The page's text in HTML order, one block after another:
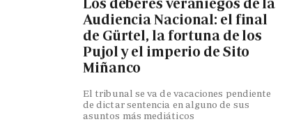
Audiencia Nacional: el final
de Gürtel, la fortuna de los
Pujol y el imperio de Sito
Miñanco
El tribunal se va de vacaciones pendiente
de dictar sentencia en alguno de sus
asuntos más mediáticos